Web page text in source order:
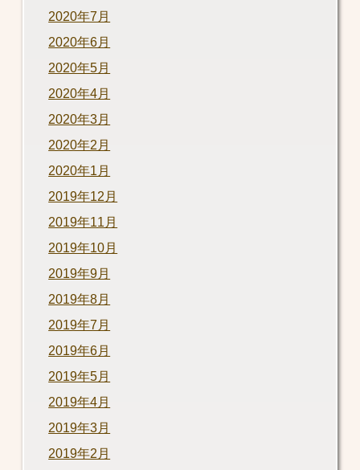
2020年7月
2020年6月
2020年5月
2020年4月
2020年3月
2020年2月
2020年1月
2019年12月
2019年11月
2019年10月
2019年9月
2019年8月
2019年7月
2019年6月
2019年5月
2019年4月
2019年3月
2019年2月